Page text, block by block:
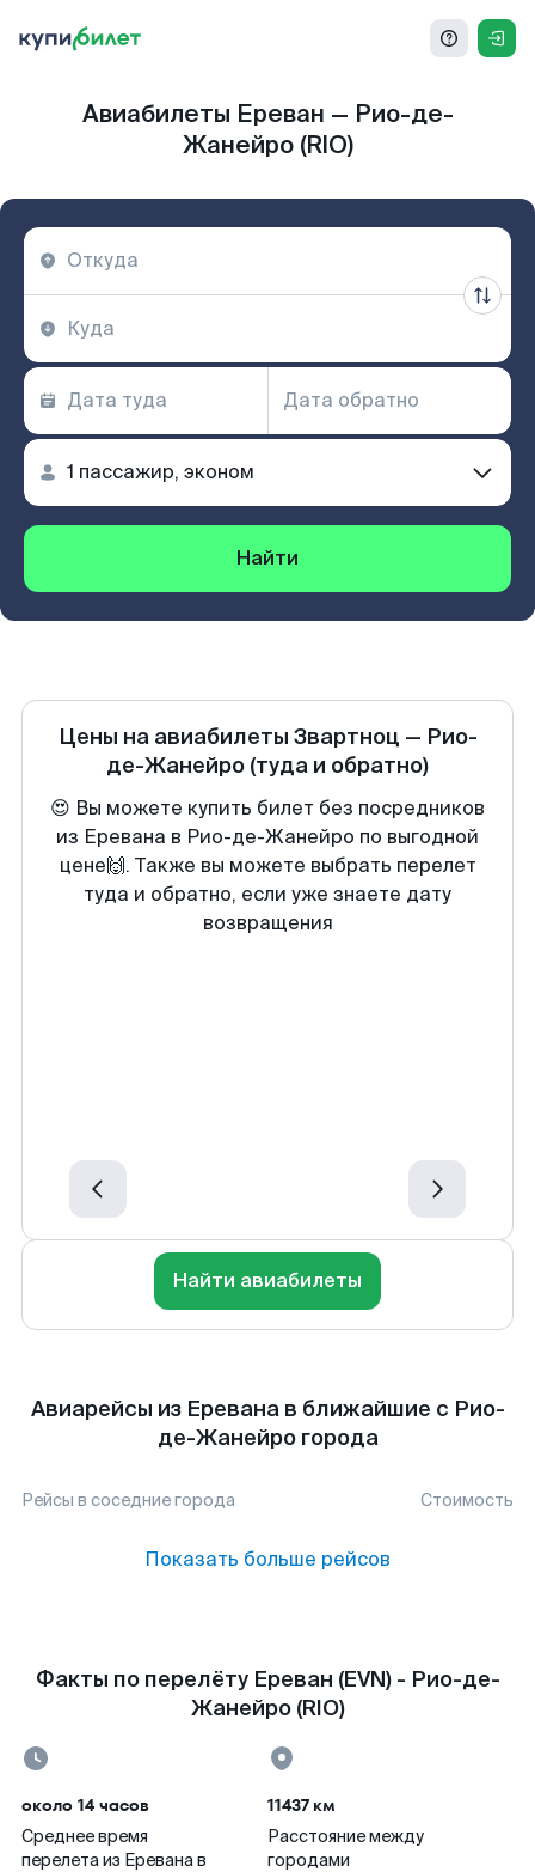
Авиабилеты Ереван — Рио-де-
Жанейро (RIO)
Найти
Цены на авиабилеты Звартноц — Рио-
де-Жанейро (туда и обратно)
😍 Вы можете купить билет без посредников
из Еревана в Рио-де-Жанейро по выгодной
цене🙌. Также вы можете выбрать перелет
туда и обратно, если уже знаете дату
возвращения
Найти авиабилеты
Авиарейсы из Еревана в ближайшие с Рио-
де-Жанейро города
Рейсы в соседние города Стоимость
Показать больше рейсов
Факты по перелёту Ереван (EVN) - Рио-де-
Жанейро (RIO)
около 14 часов
Среднее время
перелета из Еревана в
11437 км
Расстояние между
городами